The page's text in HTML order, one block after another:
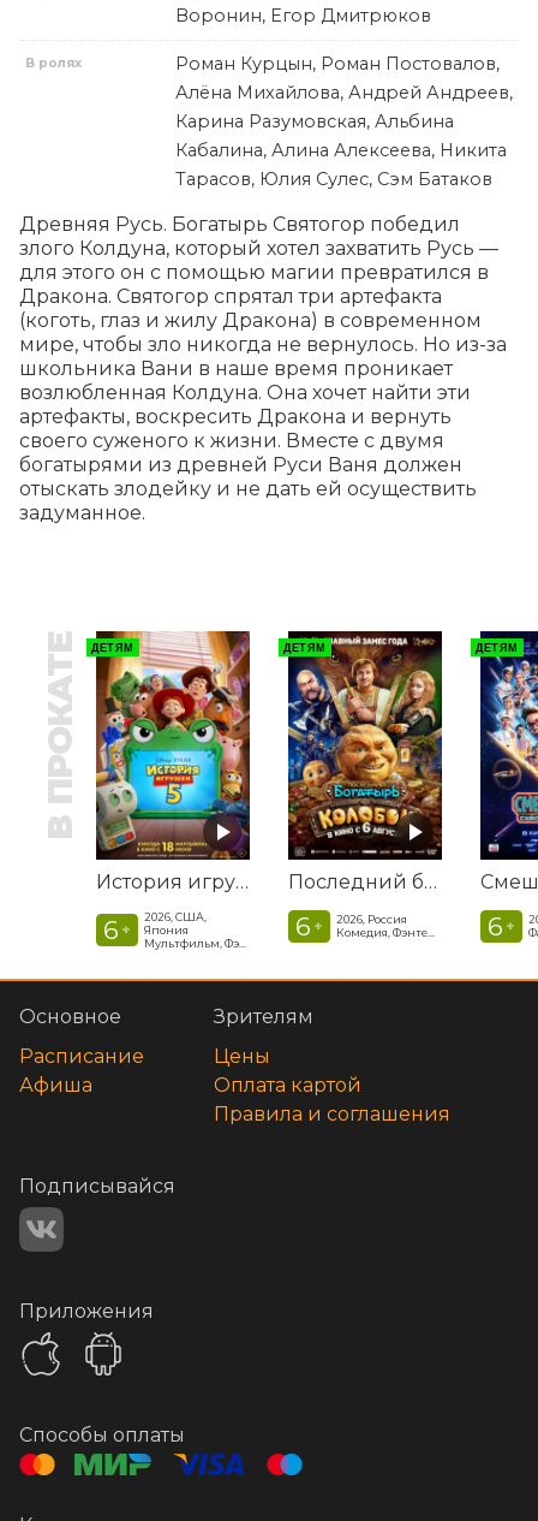
Воронин, Егор Дмитрюков
В ролях
Роман Курцын, Роман Постовалов,
Алёна Михайлова, Андрей Андреев,
Карина Разумовская, Альбина
Кабалина, Алина Алексеева, Никита
Тарасов, Юлия Сулес, Сэм Батаков
Древняя Русь. Богатырь Святогор победил
злого Колдуна, который хотел захватить Русь —
для этого он с помощью магии превратился в
Дракона. Святогор спрятал три артефакта
(коготь, глаз и жилу Дракона) в современном
мире, чтобы зло никогда не вернулось. Но из-за
школьника Вани в наше время проникает
возлюбленная Колдуна. Она хочет найти эти
артефакты, воскресить Дракона и вернуть
своего суженого к жизни. Вместе с двумя
богатырями из древней Руси Ваня должен
отыскать злодейку и не дать ей осуществить
задуманное.
В ПРОКАТЕ ДЕТЯМ
История игрушек 5
6 +
2026, США,
Япония
ДЕТЯМ
Последний богатырь. Колобок
6 +
2026, Россия
Комедия, Фэнтези, Приключения
ДЕТЯМ
6 +
Основное
Расписание
Афиша
Зрителям
Цены
Оплата картой
Правила и соглашения
Подписывайся
Приложения
Способы оплаты